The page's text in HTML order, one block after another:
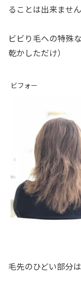
ることは出来ません
ビビり毛への特殊
乾かしただけ）
ビフォー
毛先のひどい部分